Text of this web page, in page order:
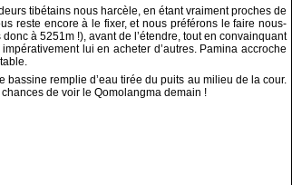
tibétains nous harcèle, en étant vraiment proches de
reste encore à le fixer, et nous préférons le faire nous-
à 5251m !), avant de l’étendre, tout en convainquant
lui en acheter d’autres. Pamina accroche
remplie d’eau tirée du puits au milieu de la cour.
de voir le Qomolangma demain !